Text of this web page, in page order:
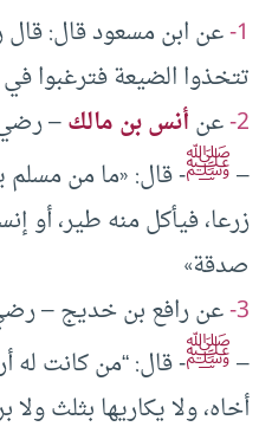
1- عن ابن مسعود قال: قال
تتخذوا الضيعة فترغبوا في
2- عنأنس بن مالك– رضي
–ﷺ- قال: «ما من
زرعا، فيأكل منه طير، أو
صدقة»
3- عن رافع بن خديج –
–ﷺ- قال: “من كانت له
أخاه، ولا يكاريها بثلث